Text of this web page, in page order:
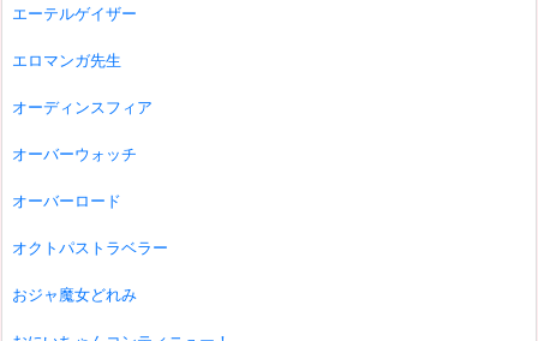
エーテルゲイザー
エロマンガ先生
オーディンスフィア
オーバーウォッチ
オーバーロード
オクトパストラベラー
おジャ魔女どれみ